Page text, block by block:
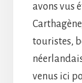
avons vus
touristes,
venus ici